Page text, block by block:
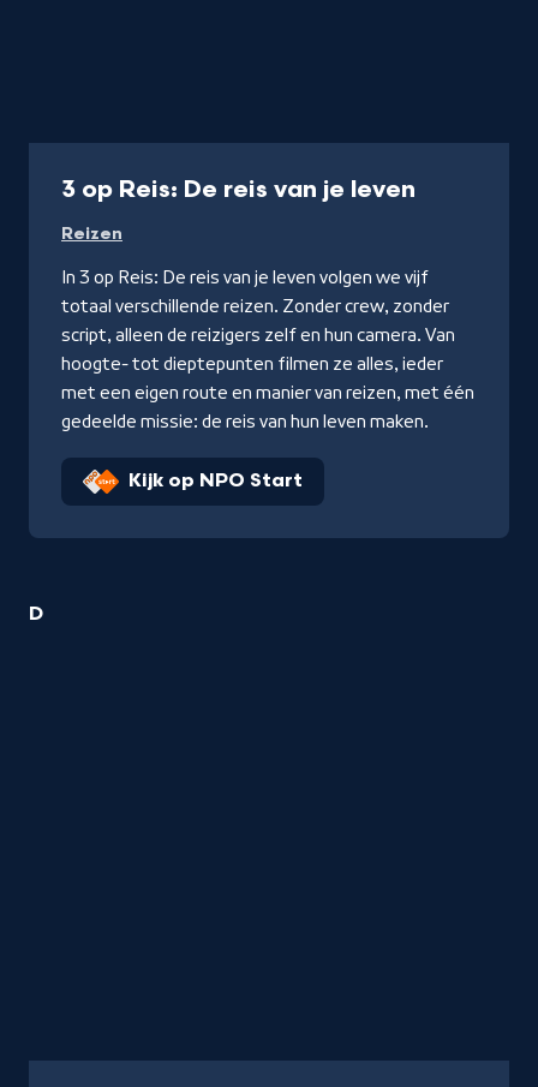
3 op Reis: De reis van je leven
Reizen
In 3 op Reis: De reis van je leven volgen we vijf
totaal verschillende reizen. Zonder crew, zonder
script, alleen de reizigers zelf en hun camera. Van
hoogte- tot dieptepunten filmen ze alles, ieder
met een eigen route en manier van reizen, met één
gedeelde missie: de reis van hun leven maken.
Kijk op NPO Start
5
D